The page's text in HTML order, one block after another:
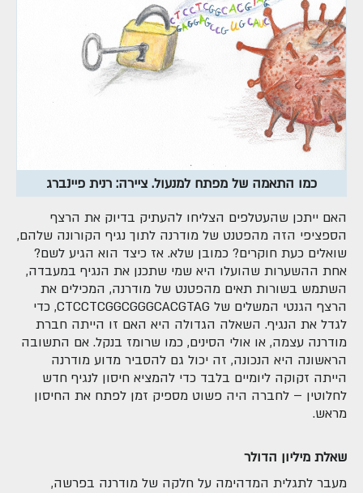
כמו התאמה של מפתח למנעול. ציירה: רנית פיינברג
האם ייתכן שהעטלפים הצליחו להעתיק בדיוק את הרצף
הספציפי הזה מהפטנט של מודרנה לתוך נגיף הקורונה שלהם,
שואלים כעת חוקרים? כמובן שלא. אז כיצד הוא הגיע לשם?
אחת ההשערות שהועלו היא שמי שתכנן את הנגיף במעבדה,
השתמש בשורות תאים מהפטנט של מודרנה, המכילים את
הרצף הגנטי המשלים של CTCCTCGGCGGGCACGTAG, כדי
לגדל את הנגיף. השאלה הגדולה היא האם זו הייתה חברת
מודרנה עצמה, או אולי הסינים, כמו שרומז בנקל. אם התשובה
הראשונה היא הנכונה, זה יכול גם להסביר מדוע מודרנה
הייתה זקוקה ליומיים בלבד כדי להמציא חיסון לנגיף חדש
לחלוטין – לחברה היה פשוט מספיק זמן לפתח את החיסון
מראש.
שאלת מיליון הדולר
מעבר לתגלית המדהימה על חלקה של מודרנה בפרשה,